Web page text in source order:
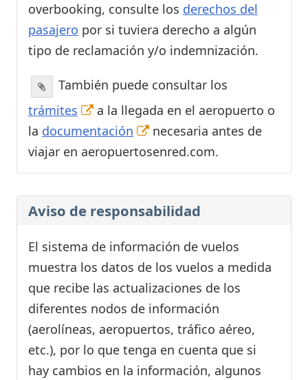
overbooking, consulte los derechos del
pasajero por si tuviera derecho a algún
tipo de reclamación y/o indemnización.
También puede consultar los
trámites
a la llegada en el aeropuerto o
la documentación
necesaria antes de
viajar en aeropuertosenred.com.
Aviso de responsabilidad
El sistema de información de vuelos
muestra los datos de los vuelos a medida
que recibe las actualizaciones de los
diferentes nodos de información
(aerolíneas, aeropuertos, tráfico aéreo,
etc.), por lo que tenga en cuenta que si
hay cambios en la información, algunos